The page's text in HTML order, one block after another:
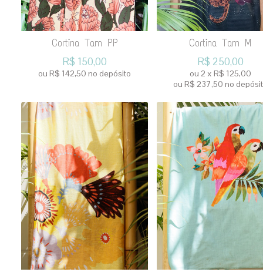
Cortina Tam PP
R$ 150,00
ou R$ 142,50 no depósito
Cortina Tam M
R$ 250,00
ou 2 x R$ 125,00
ou R$ 237,50 no